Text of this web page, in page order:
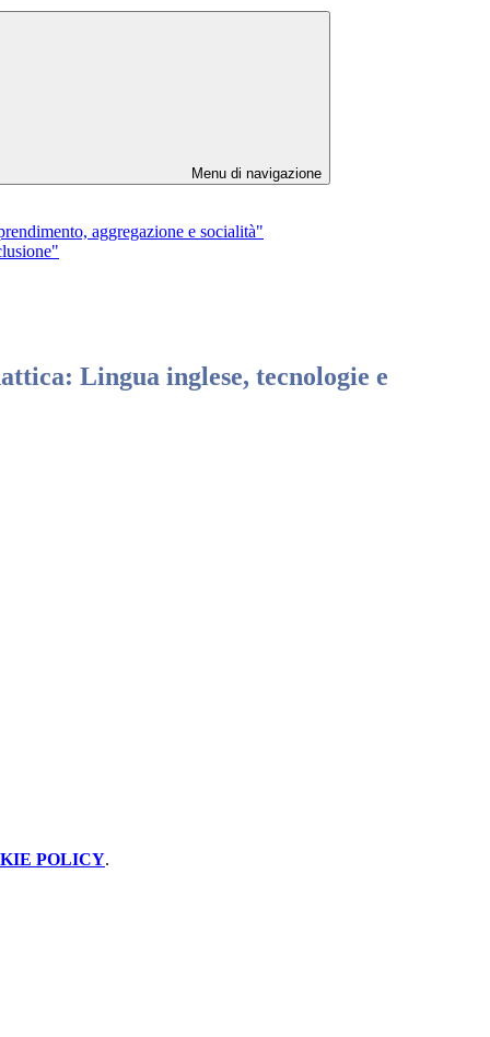
Menu di navigazione
aggregazione e socialità"
Lingua inglese, tecnologie e
POLICY.